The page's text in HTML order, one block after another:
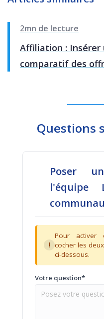
2mn de lecture
Affiliation : Insérer
comparatif des
Questions
Poser
!
Pour activer
cocher les
ci-dessous.
Votre question*